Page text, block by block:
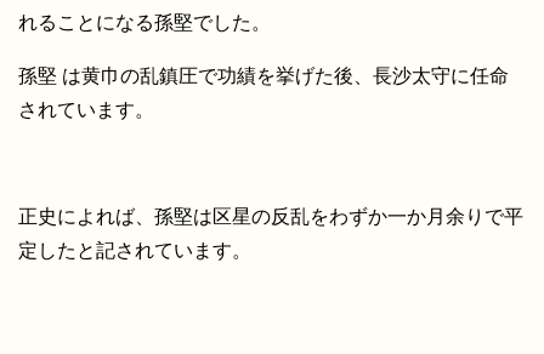
れることになる孫堅でした。
孫堅 は黄巾の乱鎮圧で功績を挙げた後、長沙太守に任命
されています。
正史によれば、孫堅は区星の反乱をわずか一か月余りで平
定したと記されています。